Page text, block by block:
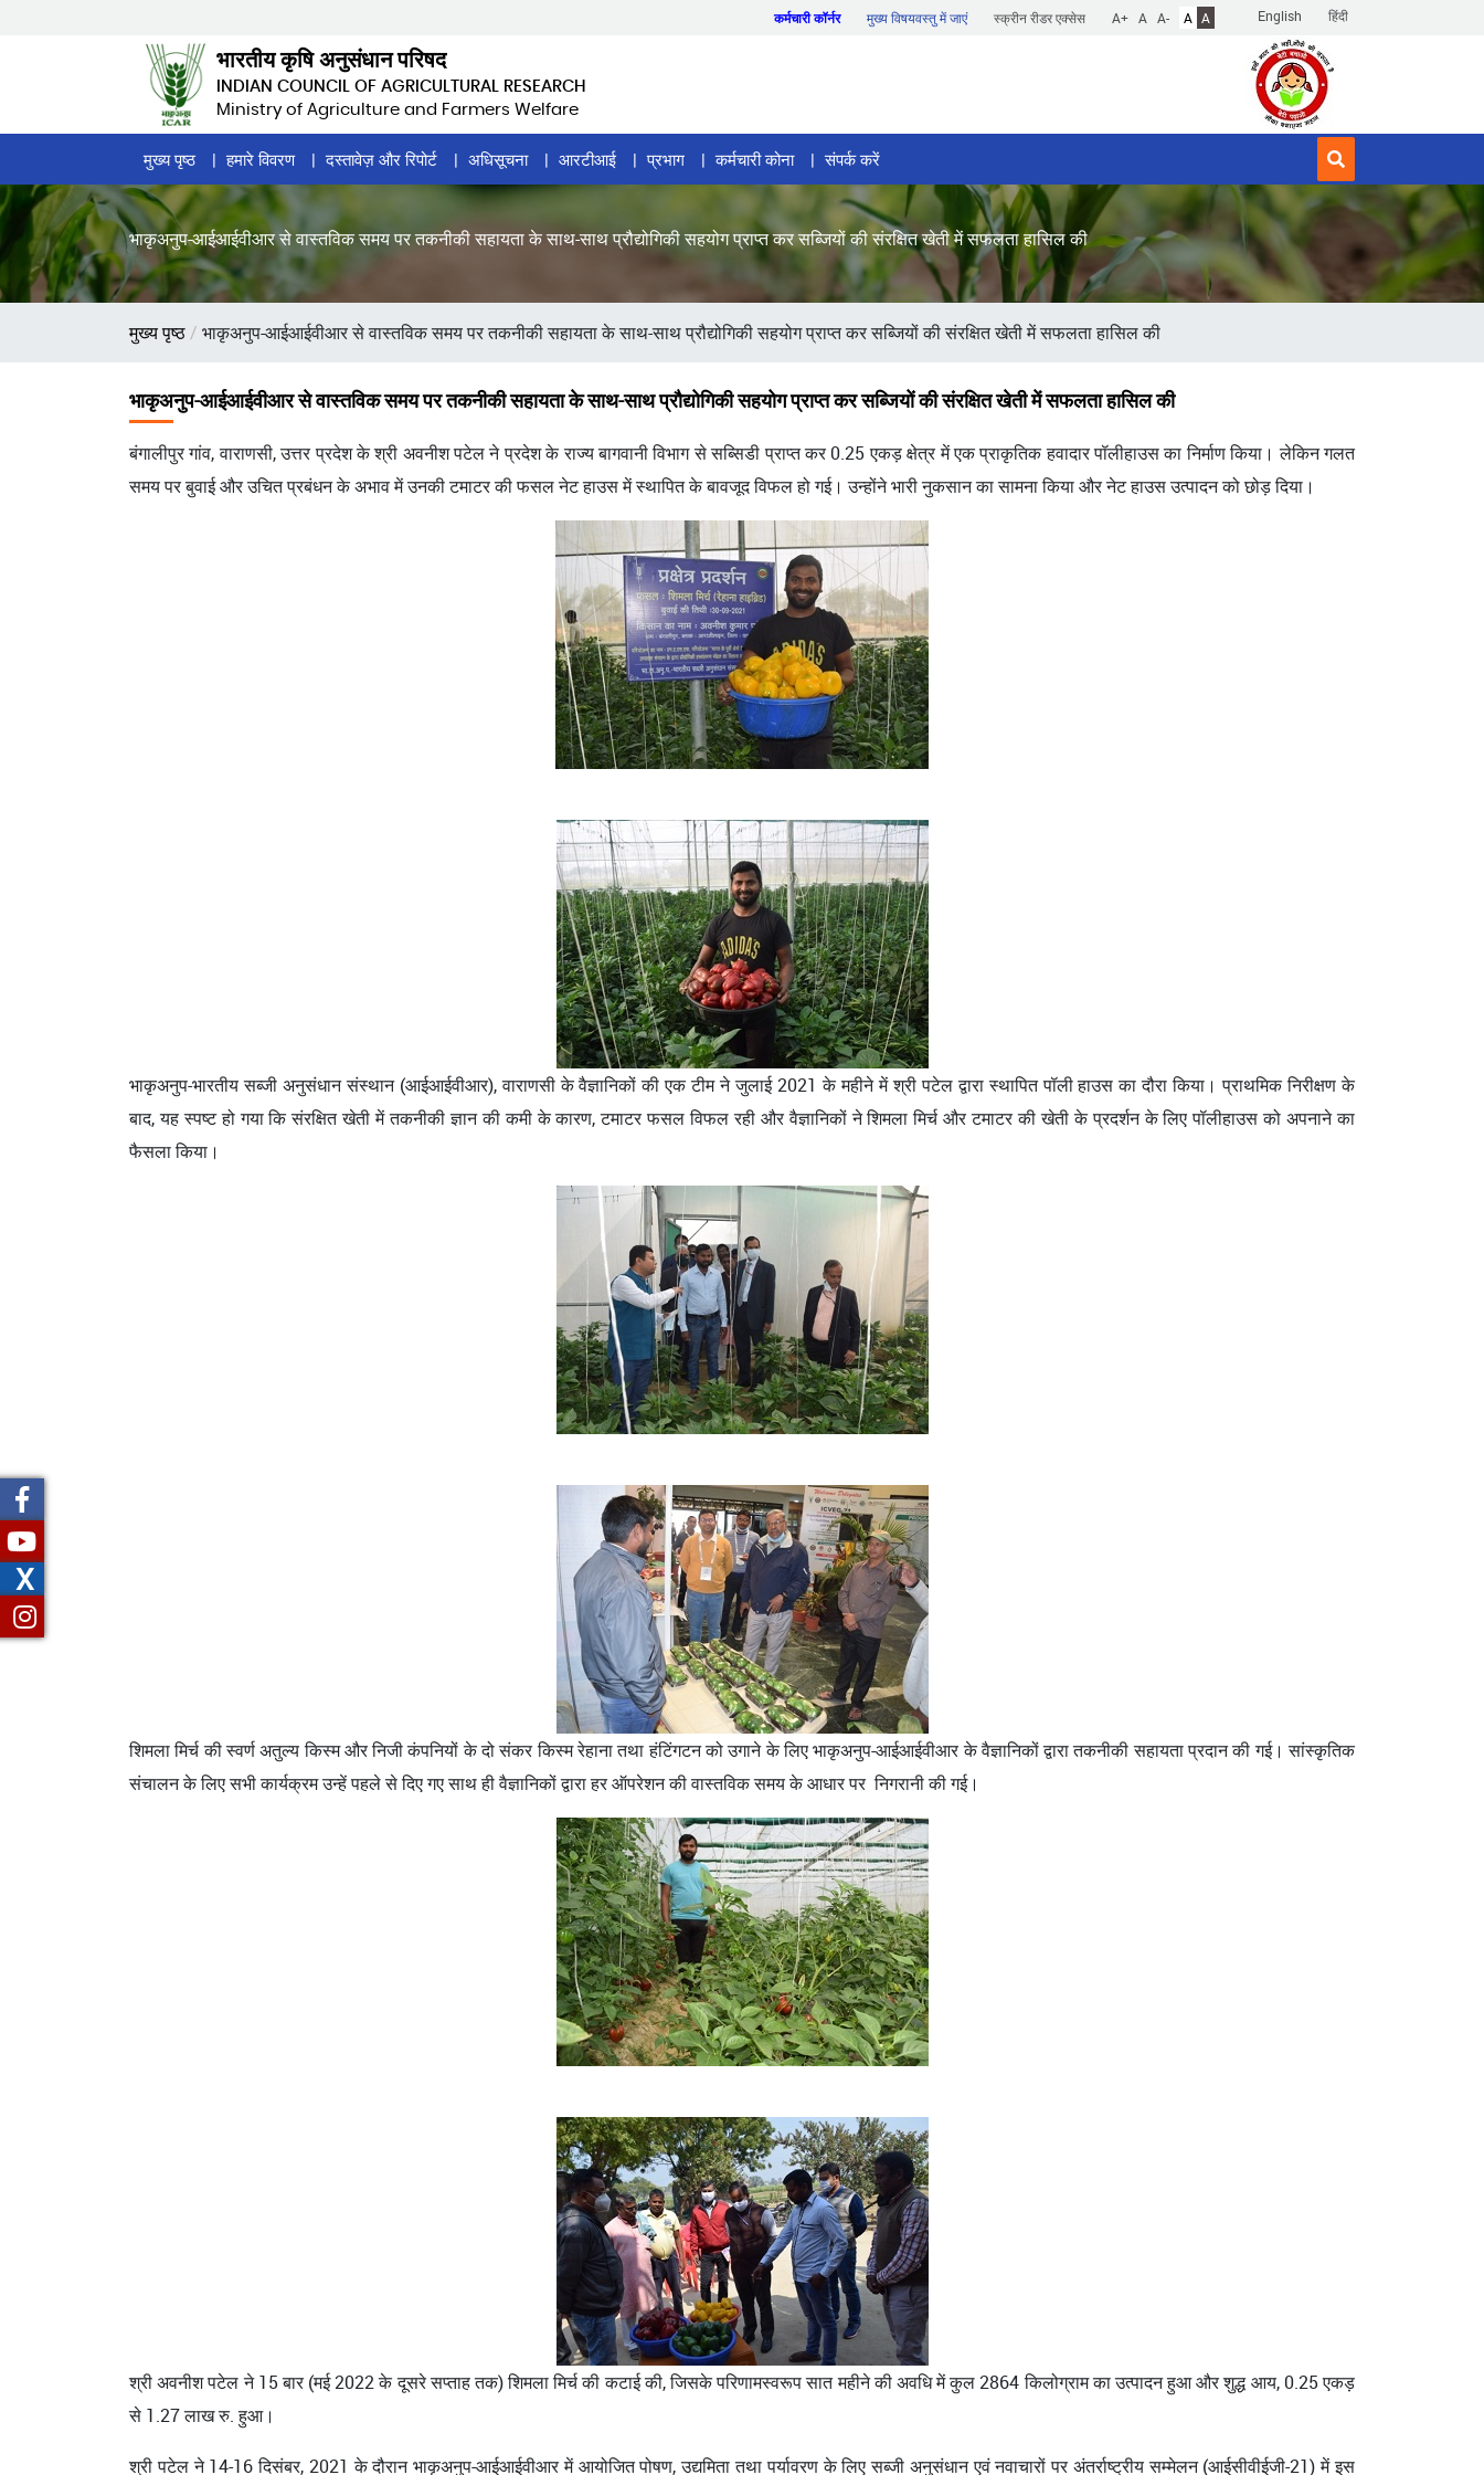
English हिंदी
कर्मचारी कॉर्नर मुख्य विषयवस्तु में जाएं स्क्रीन रीडर एक्सेस A+ A A- A A
भारतीय कृषि अनुसंधान परिषद
INDIAN COUNCIL OF AGRICULTURAL RESEARCH
Ministry of Agriculture and Farmers Welfare
Home
Page
Menu
मुख्य पृष्ठ हमारे विवरण दस्तावेज़ और रिपोर्ट अधिसूचना आरटीआई प्रभाग कर्मचारी कोना संपर्क करें
भाकृअनुप-आईआईवीआर से वास्तविक समय पर तकनीकी सहायता के साथ-साथ प्रौद्योगिकी सहयोग प्राप्त कर सब्जियों की संरक्षित खेती में सफलता हासिल की
पग
मुख्य पृष्ठ भाकृअनुप-आईआईवीआर से वास्तविक समय पर तकनीकी सहायता के साथ-साथ प्रौद्योगिकी सहयोग प्राप्त कर सब्जियों की संरक्षित खेती में सफलता हासिल की
भाकृअनुप-आईआईवीआर से वास्तविक समय पर तकनीकी सहायता के साथ-साथ प्रौद्योगिकी सहयोग प्राप्त कर सब्जियों की संरक्षित खेती में सफलता हासिल की
बंगालीपुर गांव, वाराणसी, उत्तर प्रदेश के श्री अवनीश पटेल ने प्रदेश के राज्य बागवानी विभाग से सब्सिडी प्राप्त कर 0.25 एकड़ क्षेत्र में एक प्राकृतिक हवादार पॉलीहाउस का निर्माण किया। लेकिन गलत
समय पर बुवाई और उचित प्रबंधन के अभाव में उनकी टमाटर की फसल नेट हाउस में स्थापित के बावजूद विफल हो गई। उन्होंने भारी नुकसान का सामना किया और नेट हाउस उत्पादन को छोड़ दिया।
भाकृअनुप-भारतीय सब्जी अनुसंधान संस्थान (आईआईवीआर), वाराणसी के वैज्ञानिकों की एक टीम ने जुलाई 2021 के महीने में श्री पटेल द्वारा स्थापित पॉली हाउस का दौरा किया। प्राथमिक निरीक्षण के
बाद, यह स्पष्ट हो गया कि संरक्षित खेती में तकनीकी ज्ञान की कमी के कारण, टमाटर फसल विफल रही और वैज्ञानिकों ने शिमला मिर्च और टमाटर की खेती के प्रदर्शन के लिए पॉलीहाउस को अपनाने का
फैसला किया।
शिमला मिर्च की स्वर्ण अतुल्य किस्म और निजी कंपनियों के दो संकर किस्म रेहाना तथा हंटिंगटन को उगाने के लिए भाकृअनुप-आईआईवीआर के वैज्ञानिकों द्वारा तकनीकी सहायता प्रदान की गई। सांस्कृतिक
संचालन के लिए सभी कार्यक्रम उन्हें पहले से दिए गए साथ ही वैज्ञानिकों द्वारा हर ऑपरेशन की वास्तविक समय के आधार पर निगरानी की गई।
श्री अवनीश पटेल ने 15 बार (मई 2022 के दूसरे सप्ताह तक) शिमला मिर्च की कटाई की, जिसके परिणामस्वरूप सात महीने की अवधि में कुल 2864 किलोग्राम का उत्पादन हुआ और शुद्ध आय, 0.25 एकड़
से 1.27 लाख रु. हुआ।
श्री पटेल ने 14-16 दिसंबर, 2021 के दौरान भाकृअनुप-आईआईवीआर में आयोजित पोषण, उद्यमिता तथा पर्यावरण के लिए सब्जी अनुसंधान एवं नवाचारों पर अंतर्राष्ट्रीय सम्मेलन (आईसीवीईजी-21) में इस
X